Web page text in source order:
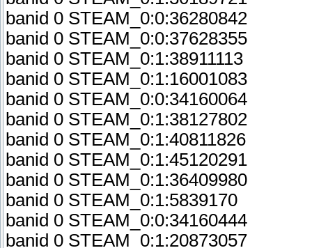
banid 0 STEAM_0:0:36280842
banid 0 STEAM_0:0:37628355
banid 0 STEAM_0:1:38911113
banid 0 STEAM_0:1:16001083
banid 0 STEAM_0:0:34160064
banid 0 STEAM_0:1:38127802
banid 0 STEAM_0:1:40811826
banid 0 STEAM_0:1:45120291
banid 0 STEAM_0:1:36409980
banid 0 STEAM_0:1:5839170
banid 0 STEAM_0:0:34160444
banid 0 STEAM_0:1:20873057